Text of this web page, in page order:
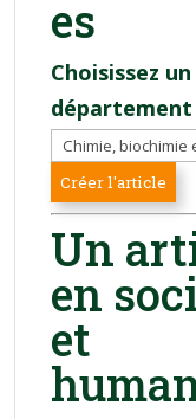
es
Choisissez un
département
Un
en
et